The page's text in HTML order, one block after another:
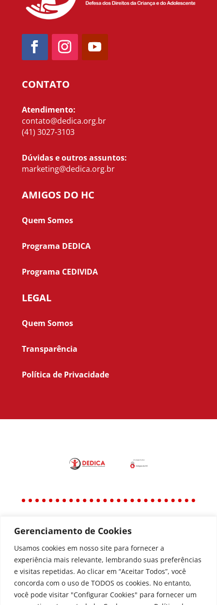
Gerenciamento de Cookies
Usamos cookies em nosso site para fornecer a
experiência mais relevante, lembrando suas preferências
e visitas repetidas. Ao clicar em “Aceitar Todos”, você
concorda com o uso de TODOS os cookies. No entanto,
você pode visitar "Configurar Cookies" para fornecer um
CONTATO
Atendimento:
contato@dedica.org.br
(41) 3027-3103
Dúvidas e outros assuntos:
marketing@dedica.org.br
AMIGOS DO HC
Quem Somos
Programa DEDICA
Programa CEDIVIDA
LEGAL
Quem Somos
Transparência
Política de Privacidade
Política
Política de Privacidade
Política de Acessibilidade
Todos os Direitos Reservados © | Associação dos